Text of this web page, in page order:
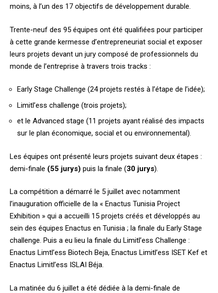
moins, à l’un des 17 objectifs de développement durable.
Trente-neuf des 95 équipes ont été qualifiées pour participer
à cette grande kermesse d’entrepreneuriat social et exposer
leurs projets devant un jury composé de professionnels du
monde de l’entreprise à travers trois tracks :
Early Stage Challenge (24 projets restés à l’étape de l’idée);
Limitl’ess challenge (trois projets);
et le Advanced stage (11 projets ayant réalisé des impacts
sur le plan économique, social et ou environnemental).
Les équipes ont présenté leurs projets suivant deux étapes :
demi-finale (55 jurys) puis la finale (30 jurys).
La compétition a démarré le 5 juillet avec notamment
l’inauguration officielle de la « Enactus Tunisia Project
Exhibition » qui a accueilli 15 projets créés et développés au
sein des équipes Enactus en Tunisia ; la finale du Early Stage
challenge. Puis a eu lieu la finale du Limitl’ess Challenge :
Enactus Limtl’ess Biotech Beja, Enactus Limitl’ess ISET Kef et
Enactus Limitl’ess ISLAI Béja.
La matinée du 6 juillet a été dédiée à la demi-finale de